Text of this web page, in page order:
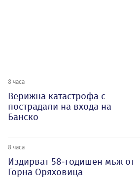
8 часа
Верижна катастрофа с
пострадали на входа на
Банско
8 часа
Издирват 58-годишен мъж от
Горна Оряховица